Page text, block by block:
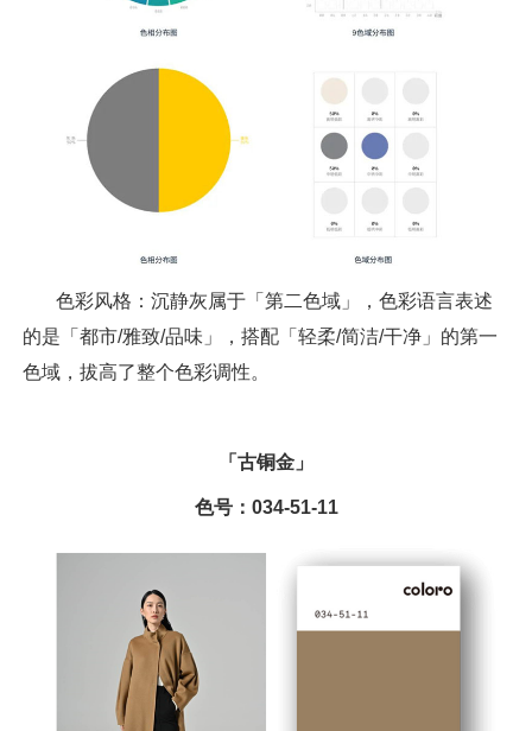
色彩风格：沉静灰属于「第二色域」，色彩语言表述
的是「都市/雅致/品味」，搭配「轻柔/简洁/干净」的第一
色域，拔高了整个色彩调性。
「古铜金」
色号：034-51-11